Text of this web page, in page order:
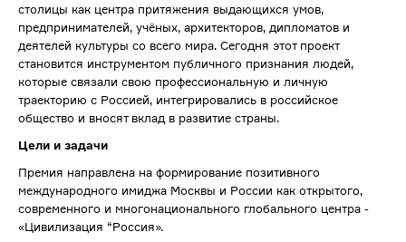
столицы как центра притяжения выдающихся умов,
предпринимателей, учёных, архитекторов, дипломатов и
деятелей культуры со всего мира. Сегодня этот проект
становится инструментом публичного признания людей,
которые связали свою профессиональную и личную
траекторию с Россией, интегрировались в российское
общество и вносят вклад в развитие страны.
Цели и задачи
Премия направлена на формирование позитивного
международного имиджа Москвы и России как открытого,
современного и многонационального глобального центра -
«Цивилизация “Россия».